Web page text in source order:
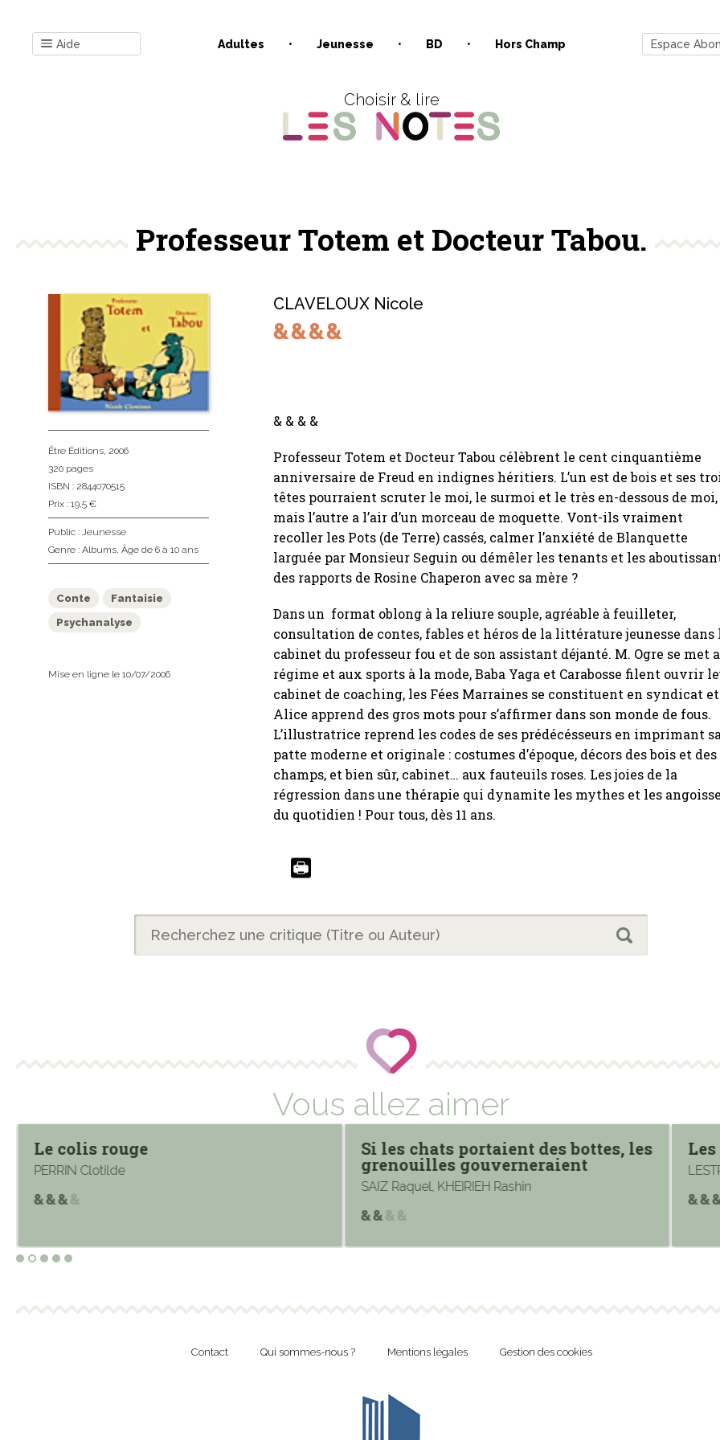
Aide Adultes Jeunesse BD Hors Champ Espace
Choisir & lire
Professeur Totem et Docteur Tabou.
CLAVELOUX Nicole
& & & &
Professeur Totem et Docteur Tabou célèbrent le cent cinquantième
anniversaire de Freud en indignes héritiers. L’un est de bois et ses
têtes pourraient scruter le moi, le surmoi et le très en-dessous de moi,
mais l’autre a l’air d’un morceau de moquette. Vont-ils vraiment
recoller les Pots (de Terre) cassés, calmer l’anxiété de Blanquette
larguée par Monsieur Seguin ou démêler les tenants et les
des rapports de Rosine Chaperon avec sa mère ?
Dans un format oblong à la reliure souple, agréable à feuilleter,
consultation de contes, fables et héros de la littérature jeunesse dans
cabinet du professeur fou et de son assistant déjanté. M. Ogre se met
régime et aux sports à la mode, Baba Yaga et Carabosse filent ouvrir
cabinet de coaching, les Fées Marraines se constituent en syndicat et
Alice apprend des gros mots pour s’affirmer dans son monde de fous.
L’illustratrice reprend les codes de ses prédécésseurs en imprimant
patte moderne et originale : costumes d’époque, décors des bois et des
champs, et bien sûr, cabinet… aux fauteuils roses. Les joies de la
régression dans une thérapie qui dynamite les mythes et les
du quotidien ! Pour tous, dès 11 ans.
Être Éditions , 2006
320 pages
ISBN : 2844070515
Prix : 19,5 €
Public : Jeunesse
Genre : Albums Âge de 6 à 10 ans
Conte
Fantaisie
Psychanalyse
Mise en ligne le 10/07/2006
Vous allez aimer
Le colis rouge
PERRIN Clotilde
Si les chats portaient des bottes, les
grenouilles gouverneraient
SAIZ Raquel, KHEIRIEH Rashin
Contact Qui sommes-nous ? Mentions légales Gestion des cookies